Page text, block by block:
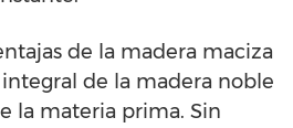
de la madera maciza
integral de la madera noble
la materia prima. Sin